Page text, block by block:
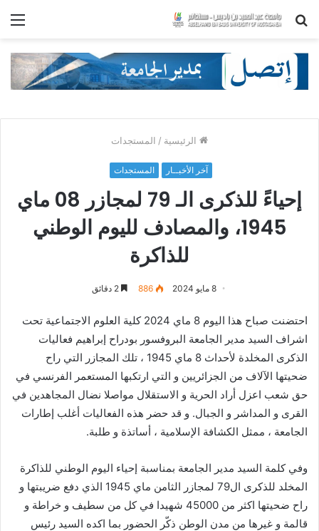
بحث
الرئيسية / المستجدات
آخر الأخبــار المستجدات
إحياءً للذكرى الـ 79 لمجازر 08 ماي
1945، والمصادف لليوم الوطني
للذاكرة
8 مايو 2024 886
احتضنت صباح هذا اليوم 8 ماي 2024 كلية العلوم الاجتماعية تحت
اشراف السيد مدير الجامعة البروفسور بودراح إبراهيم فعاليات
الذكرى المخلدة لأحداث 8 ماي 1945 ، تلك المجازر التي راح
ضحيتها الآلاف من الجزائريين و التي ارتكبها المستعمر الفرنسي في
حق شعب اعزل أراد الحرية و الاستقلال مواصلا نضال المجاهدين في
القرى و المداشر و الجبال. و قد حضر هذه الفعاليات أغلب إطارات
الجامعة ، ممثل الكشافة الإسلامية ، أساتذة و طلبة.
وفي كلمة السيد مدير الجامعة بمناسبة إحياء اليوم الوطني للذاكرة
المخلد للذكرى ال79 لمجازر الثامن ماي 1945 الذي دفع ضريبتها و
راح ضحيتها اكثر من 45000 شهيدا في كل من سطيف و خراطة و
قالمة و غيرها من مدن الوطن ذكّر الحضور بما اكده السيد رئيس